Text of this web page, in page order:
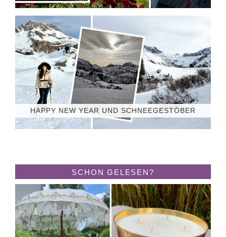
HAPPY NEW YEAR UND SCHNEEGESTÖBER
SCHON GELESEN?